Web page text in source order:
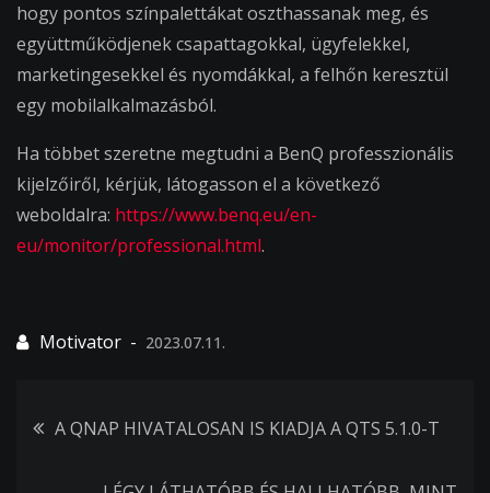
hogy pontos színpalettákat oszthassanak meg, és
együttműködjenek csapattagokkal, ügyfelekkel,
marketingesekkel és nyomdákkal, a felhőn keresztül
egy mobilalkalmazásból.
Ha többet szeretne megtudni a BenQ professzionális
kijelzőiről, kérjük, látogasson el a következő
weboldalra: https://www.benq.eu/en-
eu/monitor/professional.html.
2023.07.11.
Bejegyzés
A QNAP HIVATALOSAN IS KIADJA A QTS 5.1.0-T